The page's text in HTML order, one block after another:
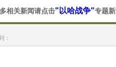
相关新闻请点击"以哈战争"专题
：